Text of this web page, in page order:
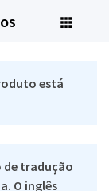
está
de tradução
O inglês